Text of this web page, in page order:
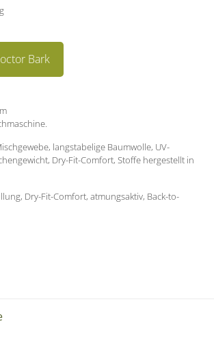
Bark
langstabelige Baumwolle, UV-
Dry-Fit-Comfort, Stoffe hergestellt in
Dry-Fit-Comfort, atmungsaktiv, Back-to-